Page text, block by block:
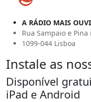
A RÁDIO MAIS
Rua Sampaio e Pina
1099-044 Lisboa
Instale as
Disponível
iPad e Android